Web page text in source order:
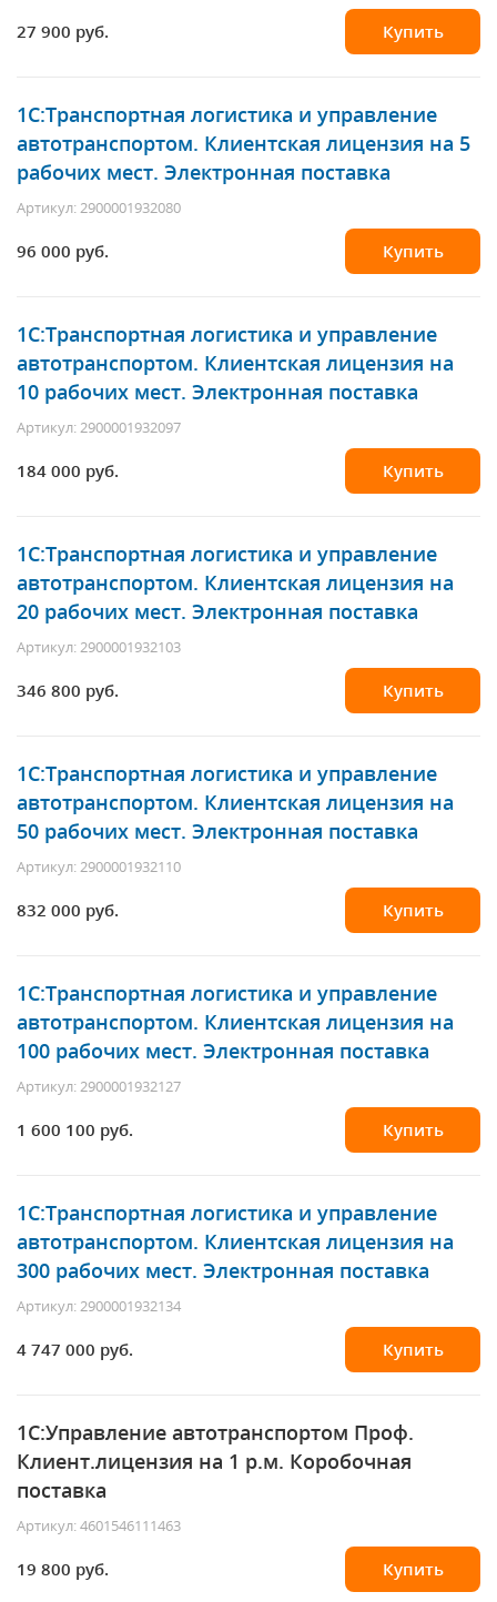
27 900 руб. Купить
1С:Транспортная логистика и управление
автотранспортом. Клиентская лицензия на 5
рабочих мест. Электронная поставка
Артикул: 2900001932080
96 000 руб. Купить
1С:Транспортная логистика и управление
автотранспортом. Клиентская лицензия на
10 рабочих мест. Электронная поставка
Артикул: 2900001932097
184 000 руб. Купить
1С:Транспортная логистика и управление
автотранспортом. Клиентская лицензия на
20 рабочих мест. Электронная поставка
Артикул: 2900001932103
346 800 руб. Купить
1С:Транспортная логистика и управление
автотранспортом. Клиентская лицензия на
50 рабочих мест. Электронная поставка
Артикул: 2900001932110
832 000 руб. Купить
1С:Транспортная логистика и управление
автотранспортом. Клиентская лицензия на
100 рабочих мест. Электронная поставка
Артикул: 2900001932127
1 600 100 руб. Купить
1С:Транспортная логистика и управление
автотранспортом. Клиентская лицензия на
300 рабочих мест. Электронная поставка
Артикул: 2900001932134
4 747 000 руб. Купить
1С:Управление автотранспортом Проф.
Клиент.лицензия на 1 р.м. Коробочная
поставка
Артикул: 4601546111463
19 800 руб. Купить